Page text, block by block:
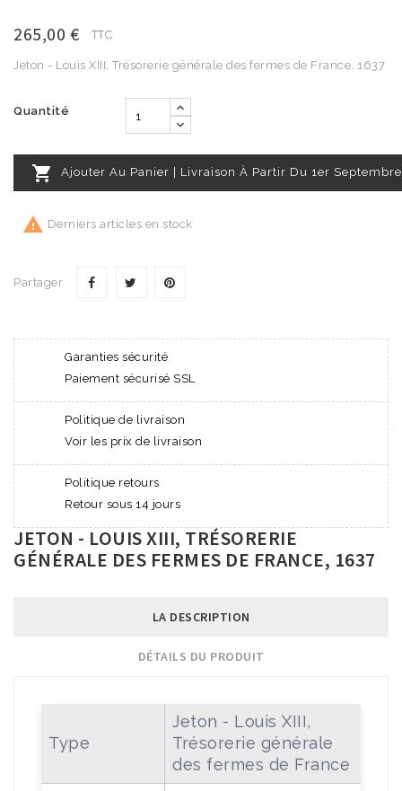
265,00 € TTC
Jeton - Louis XIII, Trésorerie générale des fermes de France, 1637
Quantité
 Ajouter Au Panier | Livraison À Partir Du 1er Septembre
 Derniers articles en stock
Partager
Garanties sécurité
Paiement sécurisé SSL
Politique de livraison
Voir les prix de livraison
Politique retours
Retour sous 14 jours
JETON - LOUIS XIII, TRÉSORERIE
GÉNÉRALE DES FERMES DE FRANCE, 1637
LA DESCRIPTION
DÉTAILS DU PRODUIT
Type
Jeton - Louis XIII,
Trésorerie générale
des fermes de France